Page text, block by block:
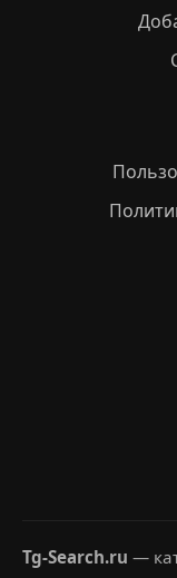
Tg-Search.ru —